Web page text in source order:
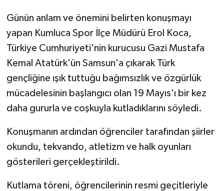
Günün anlam ve önemini belirten konuşmayı
yapan Kumluca Spor İlçe Müdürü Erol Koca,
Türkiye Cumhuriyeti'nin kurucusu Gazi Mustafa
Kemal Atatürk'ün Samsun'a çıkarak Türk
gençliğine ışık tuttuğu bağımsızlık ve özgürlük
mücadelesinin başlangıcı olan 19 Mayıs'ı bir kez
daha gururla ve coşkuyla kutladıklarını söyledi.
Konuşmanın ardından öğrenciler tarafından şiirler
okundu, tekvando, atletizm ve halk oyunları
gösterileri gerçekleştirildi.
Kutlama töreni, öğrencilerinin resmi geçitleriyle